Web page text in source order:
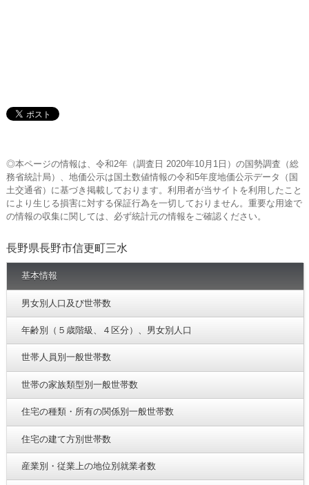
◎本ページの情報は、令和2年（調査日 2020年10月1日）の国勢調査（総
務省統計局）、地価公示は国土数値情報の令和5年度地価公示データ（国
土交通省）に基づき掲載しております。利用者が当サイトを利用したこと
により生じる損害に対する保証行為を一切しておりません。重要な用途で
の情報の収集に関しては、必ず統計元の情報をご確認ください。
長野県長野市信更町三水
基本情報
男女別人口及び世帯数
年齢別（５歳階級、４区分）、男女別人口
世帯人員別一般世帯数
世帯の家族類型別一般世帯数
住宅の種類・所有の関係別一般世帯数
住宅の建て方別世帯数
産業別・従業上の地位別就業者数